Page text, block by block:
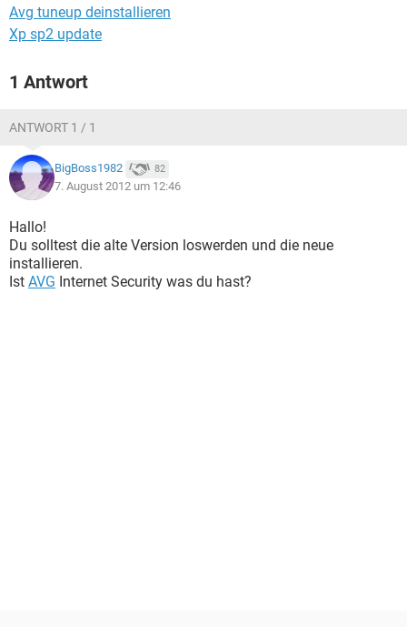
Avg tuneup deinstallieren
Xp sp2 update
1 Antwort
ANTWORT 1 / 1
BigBoss1982 82
7. August 2012 um 12:46
Hallo!
Du solltest die alte Version loswerden und die neue
installieren.
Ist AVG Internet Security was du hast?